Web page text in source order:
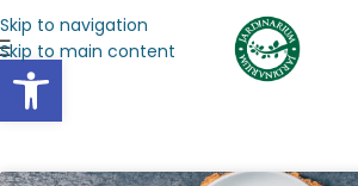
Abrir barra de herramientas
Skip to navigation
Skip to main content